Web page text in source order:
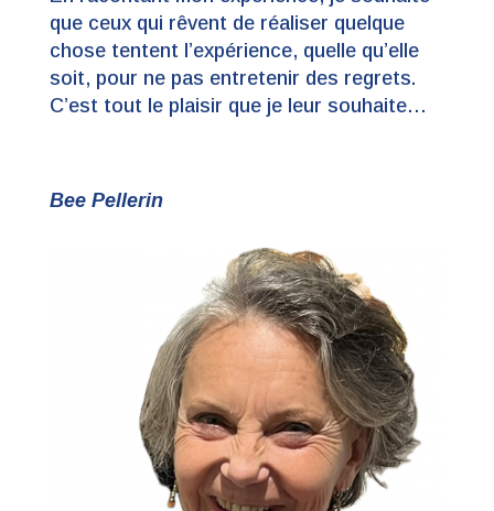
que ceux qui rêvent de réaliser quelque
chose tentent l’expérience, quelle qu’elle
soit, pour ne pas entretenir des regrets.
C’est tout le plaisir que je leur souhaite…
Bee Pellerin